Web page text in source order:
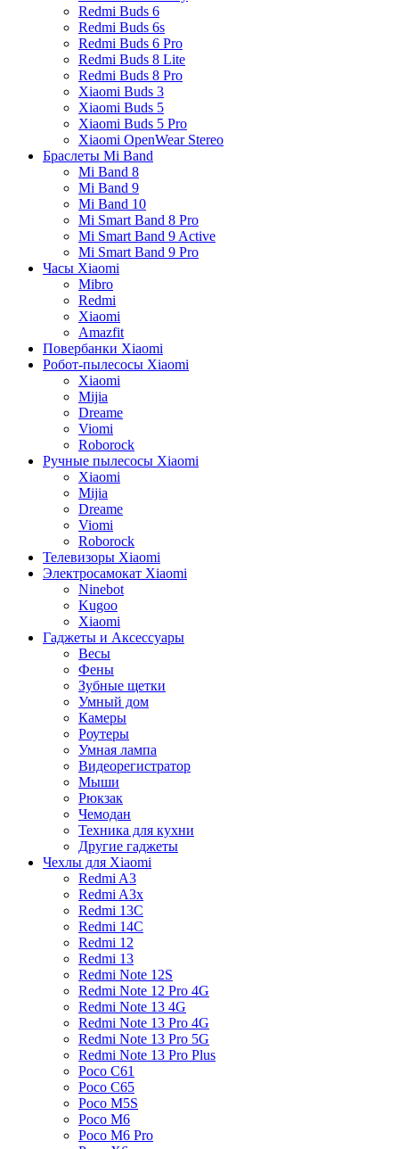
Redmi Buds 6
Redmi Buds 6s
Redmi Buds 6 Pro
Redmi Buds 8 Lite
Redmi Buds 8 Pro
Xiaomi Buds 3
Xiaomi Buds 5
Xiaomi Buds 5 Pro
Xiaomi OpenWear Stereo
Браслеты Mi Band
Mi Band 8
Mi Band 9
Mi Band 10
Mi Smart Band 8 Pro
Mi Smart Band 9 Active
Mi Smart Band 9 Pro
Часы Xiaomi
Mibro
Redmi
Xiaomi
Amazfit
Повербанки Xiaomi
Робот-пылесосы Xiaomi
Xiaomi
Mijia
Dreame
Viomi
Roborock
Ручные пылесосы Xiaomi
Xiaomi
Mijia
Dreame
Viomi
Roborock
Телевизоры Xiaomi
Электросамокат Xiaomi
Ninebot
Kugoo
Xiaomi
Гаджеты и Аксессуары
Весы
Фены
Зубные щетки
Умный дом
Камеры
Роутеры
Умная лампа
Видеорегистратор
Мыши
Рюкзак
Чемодан
Техника для кухни
Другие гаджеты
Чехлы для Xiaomi
Redmi A3
Redmi A3x
Redmi 13C
Redmi 14C
Redmi 12
Redmi 13
Redmi Note 12S
Redmi Note 12 Pro 4G
Redmi Note 13 4G
Redmi Note 13 Pro 4G
Redmi Note 13 Pro 5G
Redmi Note 13 Pro Plus
Poco C61
Poco C65
Poco M5S
Poco M6
Poco M6 Pro